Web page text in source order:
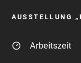
AUSSTELLUNG
Arbeitszeit